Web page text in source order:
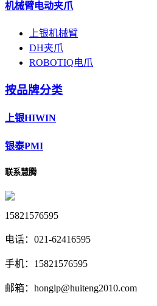
机械臂电动夹爪
上银机械臂
DH夹爪
ROBOTIQ电爪
按品牌分类
上银HIWIN
银泰PMI
联系慧腾
15821576595
电话： 021-62416595
手机： 15821576595
邮箱： honglp@huiteng2010.com